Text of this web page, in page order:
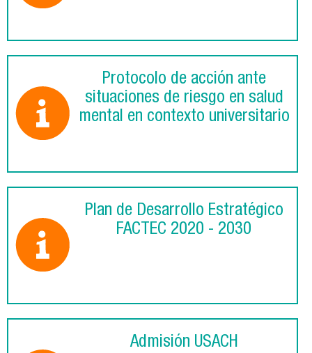
Protocolo de acción ante
situaciones de riesgo en salud
mental en contexto universitario
Plan de Desarrollo Estratégico
FACTEC 2020 - 2030
Admisión USACH